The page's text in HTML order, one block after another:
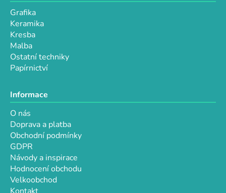
Grafika
Keramika
Kresba
Malba
Ostatní techniky
Papírnictví
Informace
O nás
Doprava a platba
Obchodní podmínky
GDPR
Návody a inspirace
Hodnocení obchodu
Velkoobchod